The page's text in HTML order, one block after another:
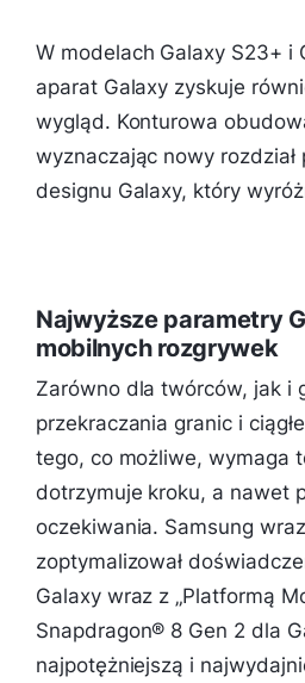
W modelach Galaxy S23+ i
aparat Galaxy zyskuje
wygląd. Konturowa
wyznaczając nowy
designu Galaxy, który
Najwyższe parametry
mobilnych rozgrywek
Zarówno dla twórców, jak i
przekraczania granic i
tego, co możliwe, wymaga
dotrzymuje kroku, a nawet
oczekiwania. Samsung
zoptymalizował
Galaxy wraz z „Platformą
Snapdragon® 8 Gen 2 dla
najpotężniejszą i